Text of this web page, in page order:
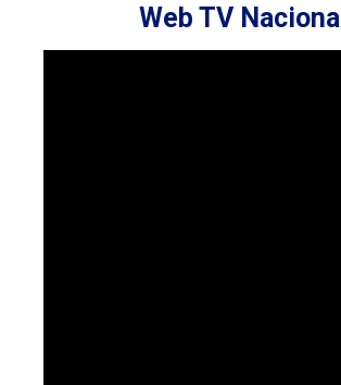
Web TV Nacional